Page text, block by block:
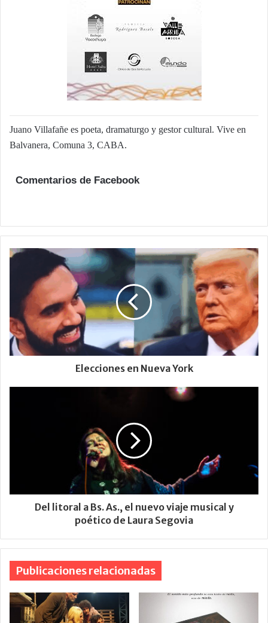
Juano Villafañe es poeta, dramaturgo y gestor cultural. Vive en
Balvanera, Comuna 3, CABA.
Comentarios de Facebook
Elecciones en Nueva York
Del litoral a Bs. As., el nuevo viaje musical y
poético de Laura Segovia
Publicaciones relacionadas